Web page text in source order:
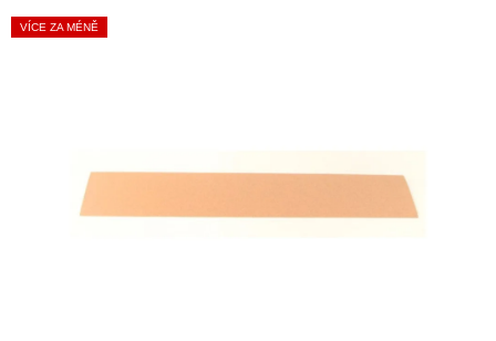
produktu
hvězdiček.
VÍCE ZA MÉNĚ